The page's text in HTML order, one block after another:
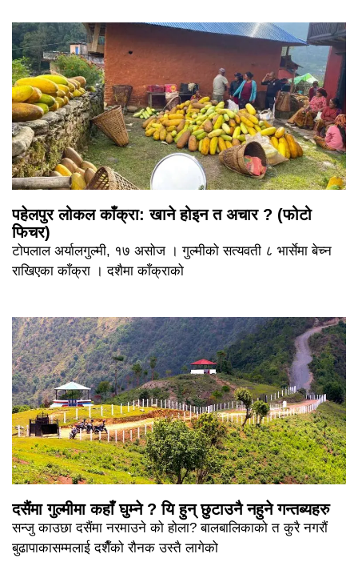
पहेलपुर लोकल काँक्रा: खाने होइन त अचार ? (फोटो
फिचर)
टोपलाल अर्यालगुल्मी, १७ असोज । गुल्मीको सत्यवती ८ भार्सेमा बेच्न
राखिएका काँक्रा । दशैमा काँक्राको
दसैंमा गुल्मीमा कहाँ घुम्ने ? यि हुन् छुटाउनै नहुने गन्तब्यहरु
सन्जु काउछा दसैंमा नरमाउने को होला? बालबालिकाको त कुरै नगरौं
बुढापाकासम्मलाई दशैँको रौनक उस्तै लागेको